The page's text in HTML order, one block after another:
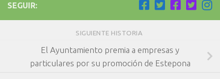
SEGUIR:
SIGUIENTE HISTORIA
El Ayuntamiento premia a empresas y
particulares por su promoción de Estepona